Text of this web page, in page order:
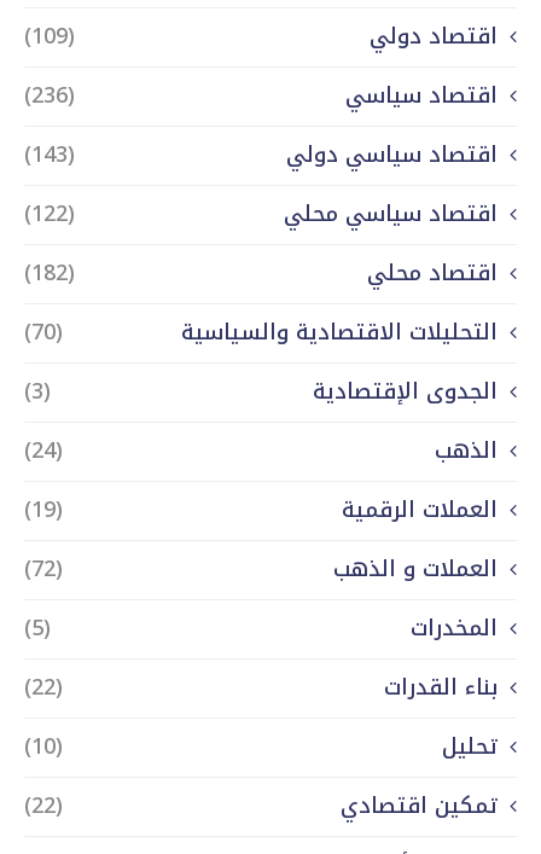
اقتصاد دولي
(109)
اقتصاد سياسي
(236)
اقتصاد سياسي دولي
(143)
اقتصاد سياسي محلي
(122)
اقتصاد محلي
(182)
التحليلات الاقتصادية والسياسية
(70)
الجدوى الإقتصادية
(3)
الذهب
(24)
العملات الرقمية
(19)
العملات و الذهب
(72)
المخدرات
(5)
بناء القدرات
(22)
تحليل
(10)
تمكين اقتصادي
(22)